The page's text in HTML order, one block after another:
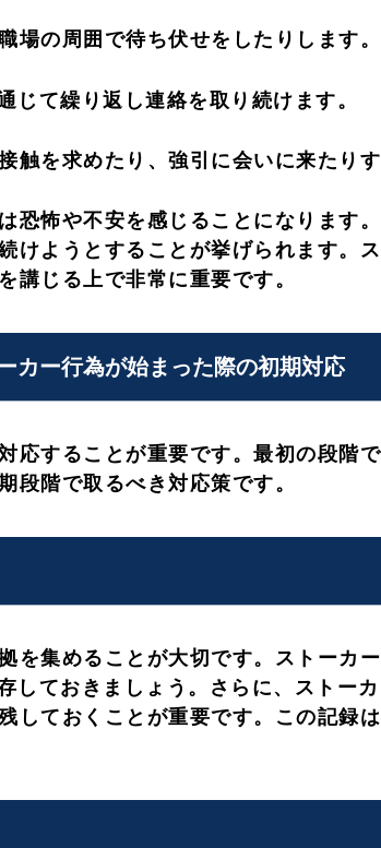
場の周囲で待ち伏せをしたりします。
じて繰り返し連絡を取り続けます。
触を求めたり、強引に会いに来たりす
恐怖や不安を感じることになります
けようとすることが挙げられます。
講じる上で非常に重要です。
カー行為が始まった際の初期対応
応することが重要です。最初の段階
段階で取るべき対応策です。
を集めることが大切です。ストーカ
しておきましょう。さらに、ストー
しておくことが重要です。この記録